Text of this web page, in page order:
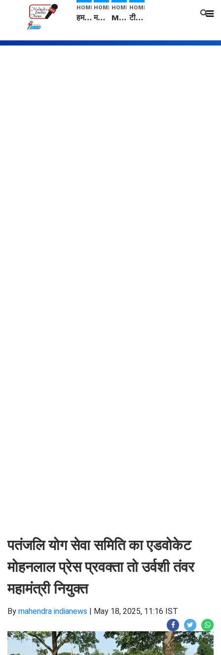
HOME
हम सनातनी..." सांसद kangana Ranaut से क्या बोली लड़की? Viral Jantar-Mantar | CJP protest
HOME
मनीषा हत्याकांड: हत्या, आत्महत्या या कोई बड़ा राज? | Full Story | Josh Haryana
HOME
Mangalsutra: हिंदू धर्म में शादी के बाद मंगलसूत्र क्यों पहनती है महिलाएं, किसने शुरु की ये परंपरा
HOME
टीम बीकेई ने एग्रीकल्चर ग्रेड की यूरिया खाद गट्टों में बदलकर टेक्निकल ग्रेड में बेचने वालों पर करवाई कार्रवाई: लखविंदर सिंह औलख
पतंजलि योग सेवा समिति का एडवोकेट
मोहनलाल प्रेस प्रवक्ता तो उर्वशी तंवर
महामंत्री नियुक्त
By mahendra indianews | May 18, 2025, 11:16 IST